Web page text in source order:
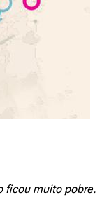
ficou muito pobre.